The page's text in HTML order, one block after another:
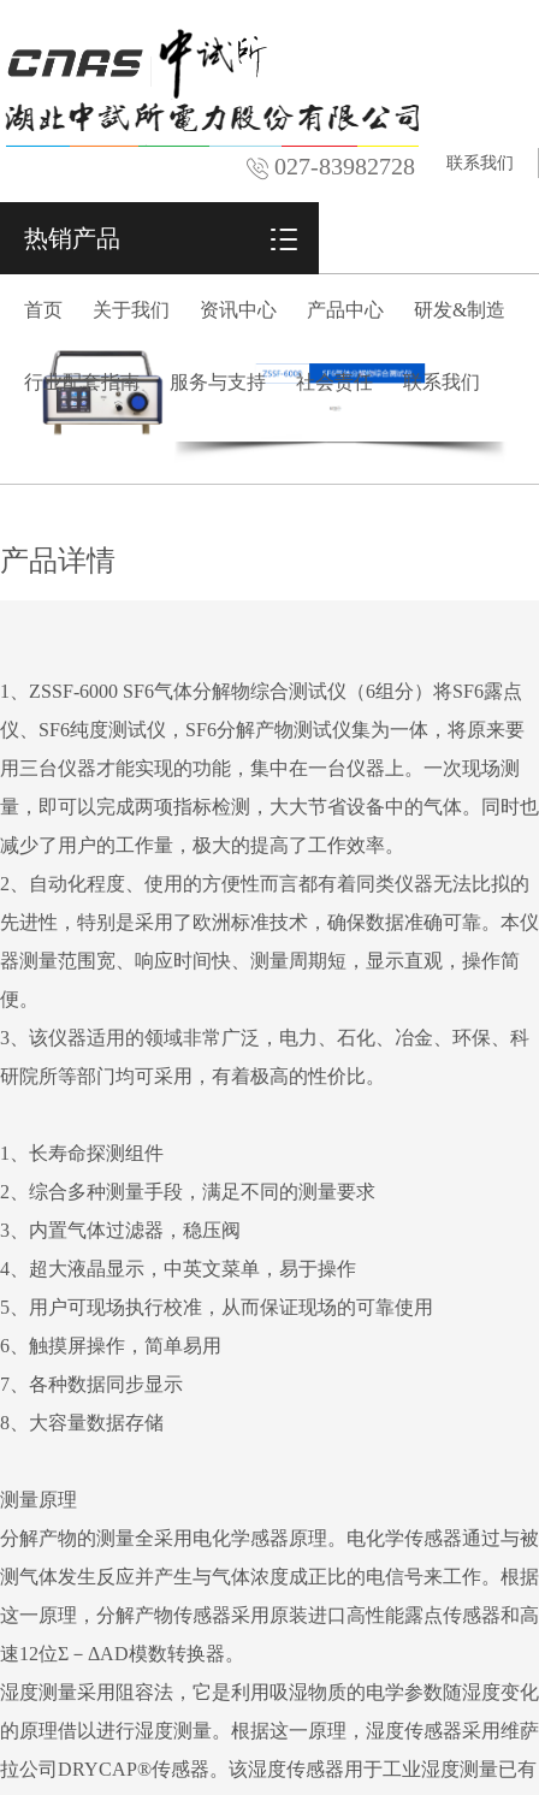
027-83982728 联系我们
热销产品
首页 关于我们 资讯中心 产品中心 研发&制造
行业配套指南 服务与支持 社会责任 联系我们
产品详情
1、ZSSF-6000 SF6气体分解物综合测试仪（6组分）将SF6露点
仪、SF6纯度测试仪，SF6分解产物测试仪集为一体，将原来要
用三台仪器才能实现的功能，集中在一台仪器上。一次现场测
量，即可以完成两项指标检测，大大节省设备中的气体。同时也
减少了用户的工作量，极大的提高了工作效率。
2、自动化程度、使用的方便性而言都有着同类仪器无法比拟的
先进性，特别是采用了欧洲标准技术，确保数据准确可靠。本仪
器测量范围宽、响应时间快、测量周期短，显示直观，操作简
便。
3、该仪器适用的领域非常广泛，电力、石化、冶金、环保、科
研院所等部门均可采用，有着极高的性价比。
1、长寿命探测组件
2、综合多种测量手段，满足不同的测量要求
3、内置气体过滤器，稳压阀
4、超大液晶显示，中英文菜单，易于操作
5、用户可现场执行校准，从而保证现场的可靠使用
6、触摸屏操作，简单易用
7、各种数据同步显示
8、大容量数据存储
测量原理
分解产物的测量全采用电化学感器原理。电化学传感器通过与被
测气体发生反应并产生与气体浓度成正比的电信号来工作。根据
这一原理，分解产物传感器采用原装进口高性能露点传感器和高
速12位Σ－ΔAD模数转换器。
湿度测量采用阻容法，它是利用吸湿物质的电学参数随湿度变化
的原理借以进行湿度测量。根据这一原理，湿度传感器采用维萨
拉公司DRYCAP®传感器。该湿度传感器用于工业湿度测量已有